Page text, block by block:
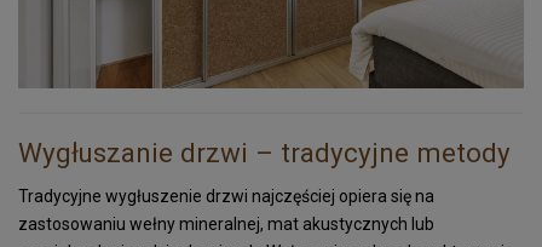
Korek na jachty i na baseny
Tkanina korkowa
Korek do ćw. jogi
Wygłuszanie drzwi – tradycyjne metody
Tradycyjne wygłuszenie drzwi najczęściej opiera się na
zastosowaniu wełny mineralnej, mat akustycznych lub